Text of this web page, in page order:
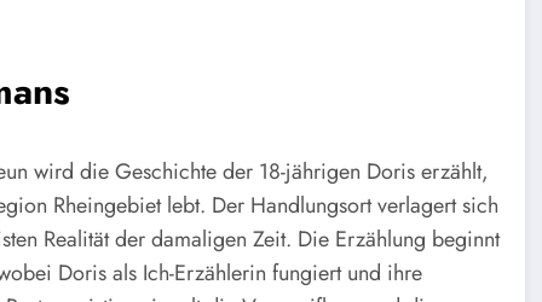
wird die Geschichte der 18-jährigen Doris erzählt,
Rheingebiet lebt. Der Handlungsort verlagert sich
Realität der damaligen Zeit. Die Erzählung beginnt
Doris als Ich-Erzählerin fungiert und ihre